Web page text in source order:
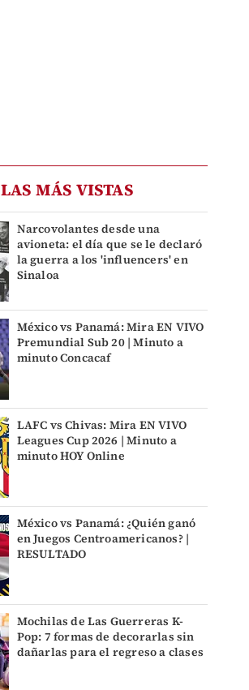
LAS MÁS VISTAS
Narcovolantes desde una
avioneta: el día que se le declaró
la guerra a los 'influencers' en
Sinaloa
México vs Panamá: Mira EN VIVO
Premundial Sub 20 | Minuto a
minuto Concacaf
LAFC vs Chivas: Mira EN VIVO
Leagues Cup 2026 | Minuto a
minuto HOY Online
México vs Panamá: ¿Quién ganó
en Juegos Centroamericanos? |
RESULTADO
Mochilas de Las Guerreras K-
Pop: 7 formas de decorarlas sin
dañarlas para el regreso a clases